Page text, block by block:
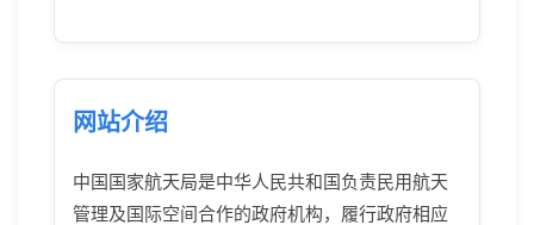
网站介绍
中国国家航天局是中华人民共和国负责民用航天
管理及国际空间合作的政府机构，履行政府相应